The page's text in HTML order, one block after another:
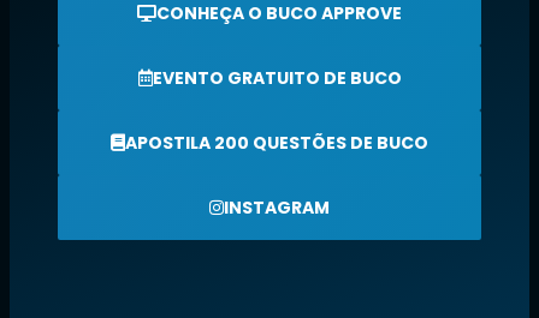
CONHEÇA O BUCO APPROVE
EVENTO GRATUITO DE BUCO
APOSTILA 200 QUESTÕES DE BUCO
INSTAGRAM